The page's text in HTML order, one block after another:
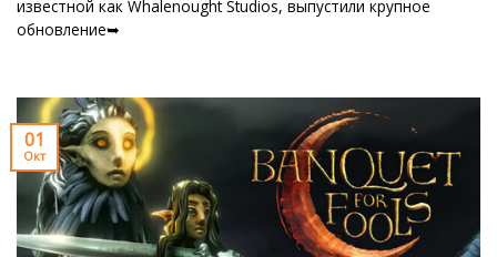
известной как Whalenought Studios, выпустили крупное
обновление➥
01
Окт